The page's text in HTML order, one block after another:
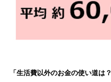
「生活費以外のお金の使い道は？